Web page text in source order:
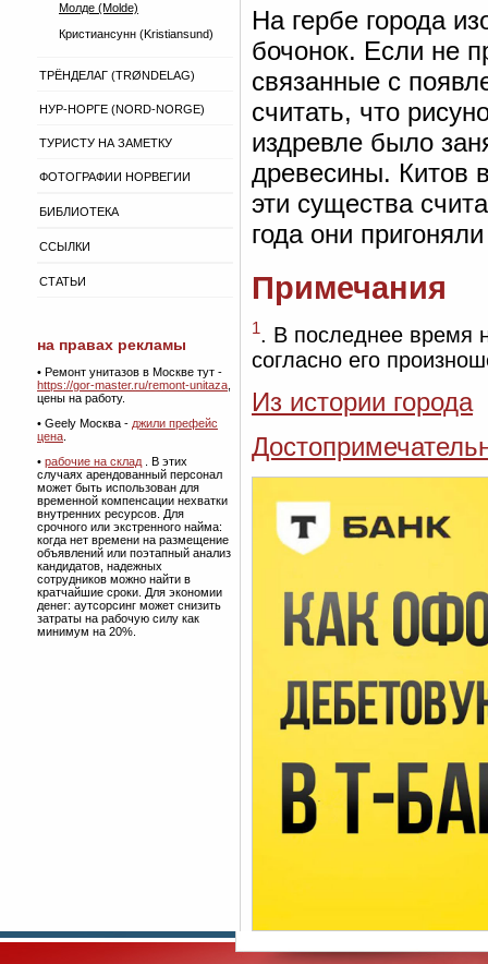
Молде (Molde)
Кристиансунн (Kristiansund)
ТРЁНДЕЛАГ (TRØNDELAG)
НУР-НОРГЕ (NORD-NORGE)
ТУРИСТУ НА ЗАМЕТКУ
ФОТОГРАФИИ НОРВЕГИИ
БИБЛИОТЕКА
ССЫЛКИ
СТАТЬИ
на правах рекламы
• Ремонт унитазов в Москве тут -
https://gor-master.ru/remont-unitaza
цены на работу.
• Geely Москва - джили префейс
цена
• рабочие на склад . В этих
случаях арендованный персонал
может быть использован для
временной компенсации нехватки
внутренних ресурсов. Для
срочного или экстренного найма:
когда нет времени на размещение
объявлений или поэтапный анализ
кандидатов, надежных
сотрудников можно найти в
кратчайшие сроки. Для экономии
денег: аутсорсинг может снизить
затраты на рабочую силу как
минимум на 20%.
На гербе города
бочонок. Если не
связанные с
считать, что
издревле было
древесины. Китов
эти существа
года они
Примечания
1. В последнее время
согласно его
Из истории города